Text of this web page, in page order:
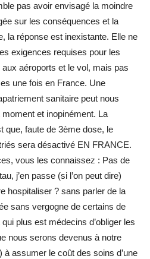
pas avoir envisagé la moindre
sur les conséquences et la
la réponse est inexistante. Elle ne
exigences requises pour les
aéroports et le vol, mais pas
une fois en France. Une
sanitaire peut nous
et inopinément. La
que, faute de 3ème dose, le
sera désactivé EN FRANCE.
vous les connaissez : Pas de
j’en passe (si l’on peut dire)
hospitaliser ? sans parler de la
sans vergogne de certains de
plus est médecins d’obliger les
nous serons devenus à notre
à assumer le coût des soins d’une